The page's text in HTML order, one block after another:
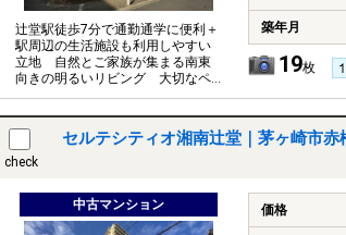
辻堂駅徒歩7分で通勤通学に便利＋
駅周辺の生活施設も利用しやすい
立地 自然とご家族が集まる南東
向きの明るいリビング 大切なペ
ットとともに暮らせます（細則あ
築年月
19枚
check
セルテシティオ湘南辻堂｜茅ヶ崎市
中古マンション 価格